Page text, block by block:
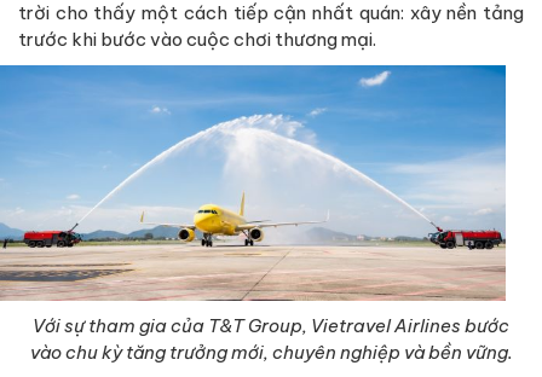
trời cho thấy một cách tiếp cận nhất quán: xây nền tảng
trước khi bước vào cuộc chơi thương mại.
Với sự tham gia của T&T Group, Vietravel Airlines bước
vào chu kỳ tăng trưởng mới, chuyên nghiệp và bền vững.